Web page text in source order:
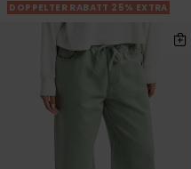
DOPPELTER RABATT 25% EXTRA